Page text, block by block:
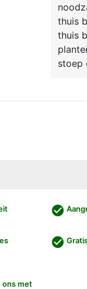
thuis
thuis
stoep
check_circle
check_circle
ons met